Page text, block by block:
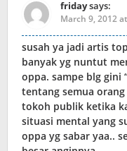
fridaysays:
March 9, 2012
susah ya jadi artis
banyak yg nuntut
oppa. sampe blg gini
tentang semua
tokoh publik ketika
situasi mental yang
oppa yg sabar yaa..